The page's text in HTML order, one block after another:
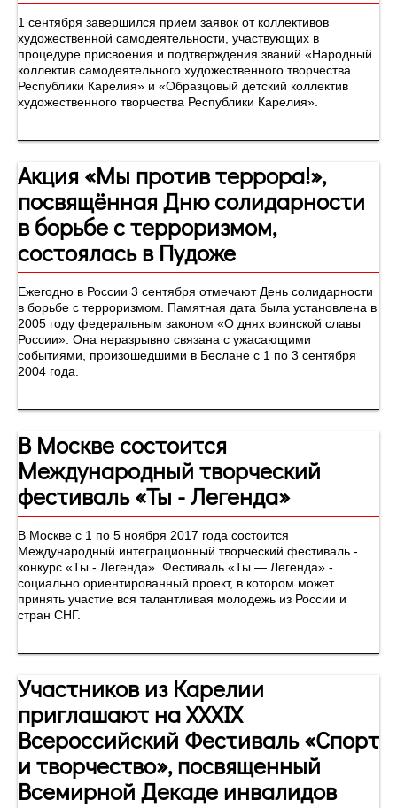
1 сентября завершился прием заявок от коллективов
художественной самодеятельности, участвующих в
процедуре присвоения и подтверждения званий «Народный
коллектив самодеятельного художественного творчества
Республики Карелия» и «Образцовый детский коллектив
художественного творчества Республики Карелия».
Акция «Мы против террора!»,
посвящённая Дню солидарности
в борьбе с терроризмом,
состоялась в Пудоже
Ежегодно в России 3 сентября отмечают День солидарности
в борьбе с терроризмом. Памятная дата была установлена в
2005 году федеральным законом «О днях воинской славы
России». Она неразрывно связана с ужасающими
событиями, произошедшими в Беслане с 1 по 3 сентября
2004 года.
В Москве состоится
Международный творческий
фестиваль «Ты - Легенда»
В Москве с 1 по 5 ноября 2017 года состоится
Международный интеграционный творческий фестиваль -
конкурс «Ты - Легенда». Фестиваль «Ты — Легенда» -
социально ориентированный проект, в котором может
принять участие вся талантливая молодежь из России и
стран СНГ.
Участников из Карелии
приглашают на XXXIX
Всероссийский Фестиваль «Спорт
и творчество», посвященный
Всемирной Декаде инвалидов